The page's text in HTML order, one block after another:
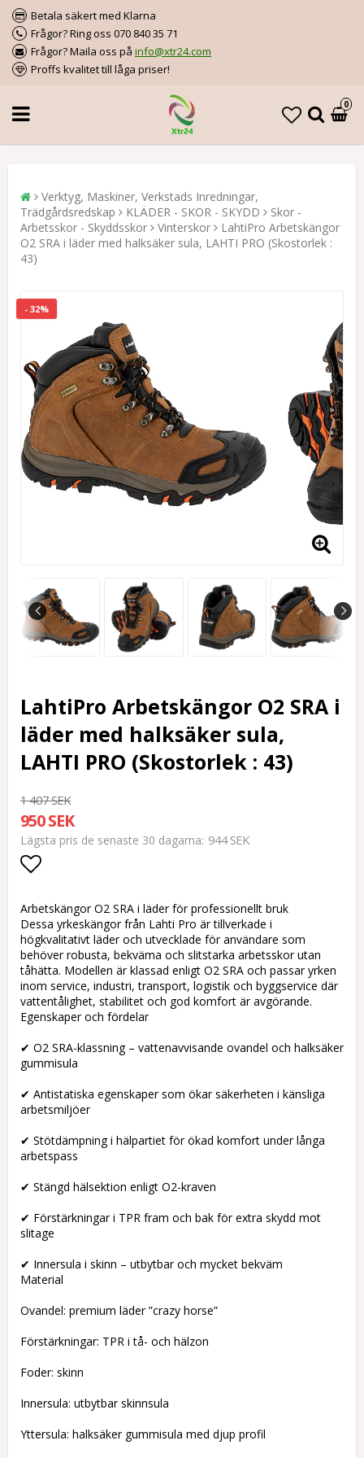
Betala säkert med Klarna
Frågor? Ring oss 070 840 35 71
Frågor? Maila oss på info@xtr24.com
Proffs kvalitet till låga priser!
0
Verktyg, Maskiner, Verkstads Inredningar,
Trädgårdsredskap
KLÄDER - SKOR - SKYDD
Skor -
Arbetsskor - Skyddsskor
Vinterskor
LahtiPro Arbetskängor
O2 SRA i läder med halksäker sula, LAHTI PRO (Skostorlek :
43)
- 32%
LahtiPro Arbetskängor O2 SRA i
läder med halksäker sula,
LAHTI PRO (Skostorlek : 43)
1 407 SEK
950 SEK
Lägsta pris de senaste 30 dagarna 944 SEK
Lägg till i favoritlistan
Arbetskängor O2 SRA i läder för professionellt bruk
Dessa yrkeskängor från Lahti Pro är tillverkade i
högkvalitativt läder och utvecklade för användare som
behöver robusta, bekväma och slitstarka arbetsskor utan
tåhätta. Modellen är klassad enligt O2 SRA och passar yrken
inom service, industri, transport, logistik och byggservice där
vattentålighet, stabilitet och god komfort är avgörande.
Egenskaper och fördelar
✔ O2 SRA-klassning – vattenavvisande ovandel och halksäker
gummisula
✔ Antistatiska egenskaper som ökar säkerheten i känsliga
arbetsmiljöer
✔ Stötdämpning i hälpartiet för ökad komfort under långa
arbetspass
✔ Stängd hälsektion enligt O2-kraven
✔ Förstärkningar i TPR fram och bak för extra skydd mot
slitage
✔ Innersula i skinn – utbytbar och mycket bekväm
Material
Ovandel: premium läder ”crazy horse”
Förstärkningar: TPR i tå- och hälzon
Foder: skinn
Innersula: utbytbar skinnsula
Yttersula: halksäker gummisula med djup profil